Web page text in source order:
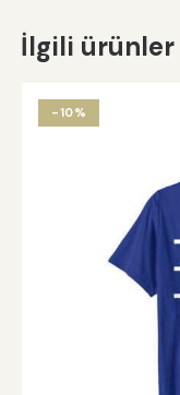
İlgili ürünler
-10%